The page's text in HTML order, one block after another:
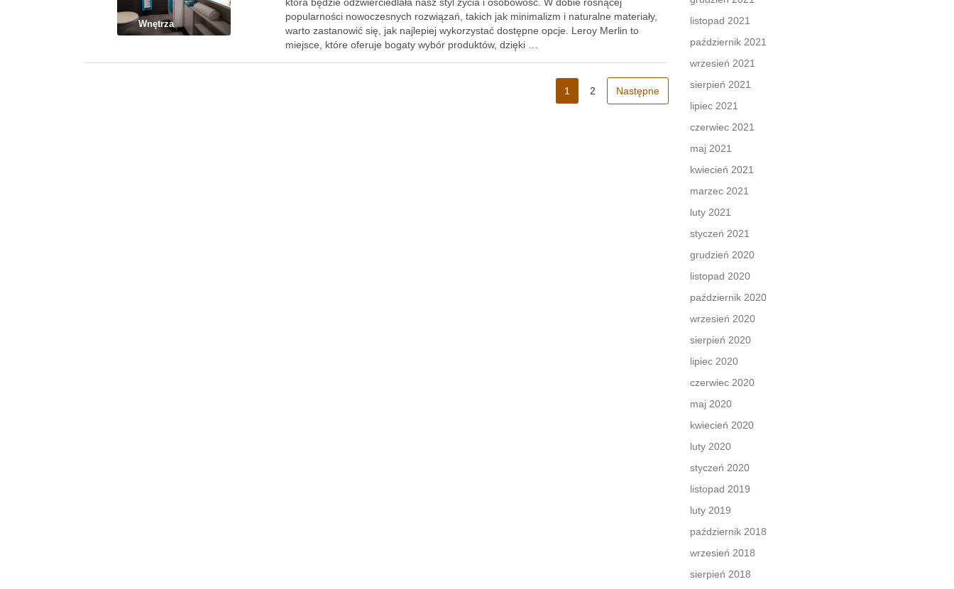
Wnętrza
popularności nowoczesnych rozwiązań, takich jak minimalizm i naturalne materiały,
warto zastanowić się, jak najlepiej wykorzystać dostępne opcje. Leroy Merlin to
miejsce, które oferuje bogaty wybór produktów, dzięki …
1 2 Następne
listopad 2021
październik 2021
wrzesień 2021
sierpień 2021
lipiec 2021
czerwiec 2021
maj 2021
kwiecień 2021
marzec 2021
luty 2021
styczeń 2021
grudzień 2020
listopad 2020
październik 2020
wrzesień 2020
sierpień 2020
lipiec 2020
czerwiec 2020
maj 2020
kwiecień 2020
luty 2020
styczeń 2020
listopad 2019
luty 2019
październik 2018
wrzesień 2018
sierpień 2018